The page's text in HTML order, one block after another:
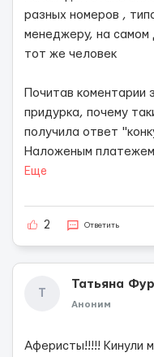
разных номеров ,
менеджеру, на самом
тот же человек
Почитав коментарии
придурка, почему
получила ответ
Наложеным
Еще
2 Ответить
Т
Татьяна
Аноним
Аферисты!!!!! Кинули